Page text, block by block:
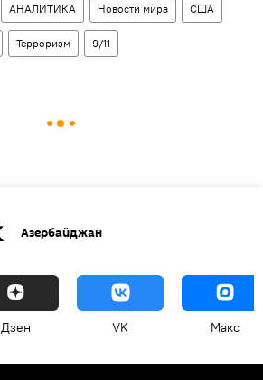
АНАЛИТИКА Новости мира США
Терроризм 9/11
Азербайджан
Дзен VK Макс